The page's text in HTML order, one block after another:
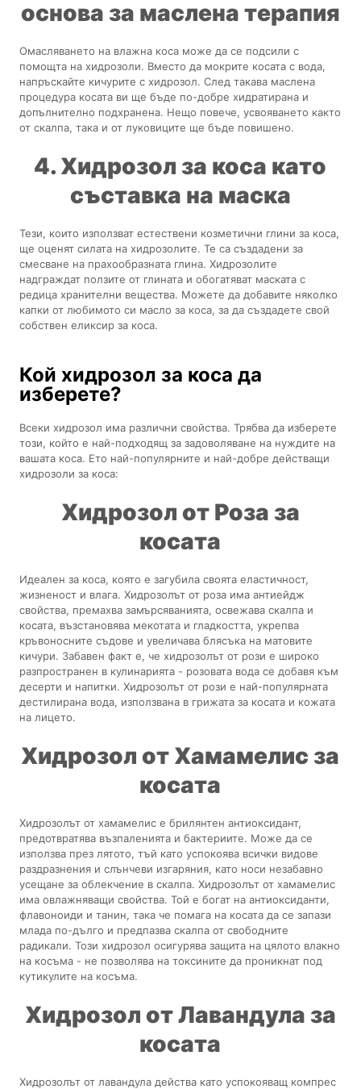
основа за маслена терапия
Омасляването на влажна коса може да се подсили с
помощта на хидрозоли. Вместо да мокрите косата с вода,
напръскайте кичурите с хидрозол. След такава маслена
процедура косата ви ще бъде по-добре хидратирана и
допълнително подхранена. Нещо повече, усвояването както
от скалпа, така и от луковиците ще бъде повишено.
4. Хидрозол за коса като
съставка на маска
Тези, които използват естествени козметични глини за коса,
ще оценят силата на хидрозолите. Те са създадени за
смесване на прахообразната глина. Хидрозолите
надграждат ползите от глината и обогатяват маската с
редица хранителни вещества. Можете да добавите няколко
капки от любимото си масло за коса, за да създадете свой
собствен еликсир за коса.
Кой хидрозол за коса да
изберете?
Всеки хидрозол има различни свойства. Трябва да изберете
този, който е най-подходящ за задоволяване на нуждите на
вашата коса. Ето най-популярните и най-добре действащи
хидрозоли за коса:
Хидрозол от Роза за
косата
Идеален за коса, която е загубила своята еластичност,
жизненост и влага. Хидрозолът от роза има антиейдж
свойства, премахва замърсяванията, освежава скалпа и
косата, възстановява мекотата и гладкостта, укрепва
кръвоносните съдове и увеличава блясъка на матовите
кичури. Забавен факт е, че хидрозолът от рози е широко
разпространен в кулинарията - розовата вода се добавя към
десерти и напитки. Хидрозолът от рози е най-популярната
дестилирана вода, използвана в грижата за косата и кожата
на лицето.
Хидрозол от Хамамелис за
косата
Хидрозолът от хамамелис е брилянтен антиоксидант,
предотвратява възпаленията и бактериите. Може да се
използва през лятото, тъй като успокоява всички видове
раздразнения и слънчеви изгаряния, като носи незабавно
усещане за облекчение в скалпа. Хидрозолът от хамамелис
има овлажняващи свойства. Той е богат на антиоксиданти,
флавоноиди и танин, така че помага на косата да се запази
млада по-дълго и предпазва скалпа от свободните
радикали. Този хидрозол осигурява защита на цялото влакно
на косъма - не позволява на токсините да проникнат под
кутикулите на косъма.
Хидрозол от Лавандула за
косата
Хидрозолът от лавандула действа като успокояващ компрес